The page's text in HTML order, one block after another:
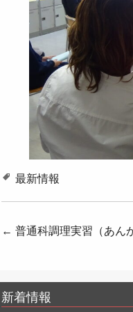
最新情報
投
ナ
ビ
← 普通科調理実習（あん
新着情報